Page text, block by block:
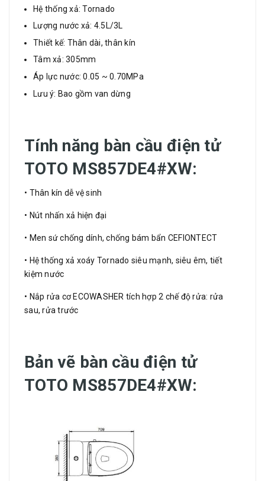
Hệ thống xả: Tornado
Lượng nước xả: 4.5L/3L
Thiết kế: Thân dài, thân kín
Tâm xả: 305mm
Áp lực nước: 0.05 ~ 0.70MPa
Lưu ý: Bao gồm van dừng
Tính năng bàn cầu điện tử
TOTO MS857DE4#XW:
• Thân kín dễ vệ sinh
• Nút nhấn xả hiện đại
• Men sứ chống dính, chống bám bẩn CEFIONTECT
• Hệ thống xả xoáy Tornado siêu mạnh, siêu êm, tiết
kiệm nước
• Nắp rửa cơ ECOWASHER tích hợp 2 chế độ rửa: rửa
sau, rửa trước
Bản vẽ bàn cầu điện tử
TOTO MS857DE4#XW: